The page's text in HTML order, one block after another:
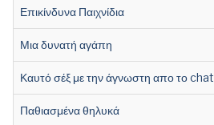
Επικίνδυνα Παιχνίδια
Μια δυνατή αγάπη
Καυτό σέξ με την άγνωστη απο το chat
Παθιασμένα θηλυκά